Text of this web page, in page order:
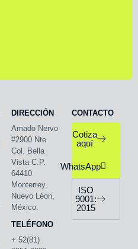
DIRECCIÓN
Amado Nervo
#2900 Nte
Col. Bella
Vista C.P.
64410
Monterrey,
Nuevo Léon,
México.
TELÉFONO
+ 52(81)
CONTACTO
Cotiza
aquí
WhatsApp
ISO
9001:
2015